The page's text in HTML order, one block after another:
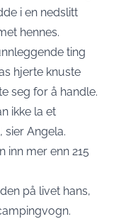
i en nedslitt
hennes.
ting
hjerte knuste
seg for å handle.
ikke la et
sier Angela.
inn mer enn 215
på livet hans,